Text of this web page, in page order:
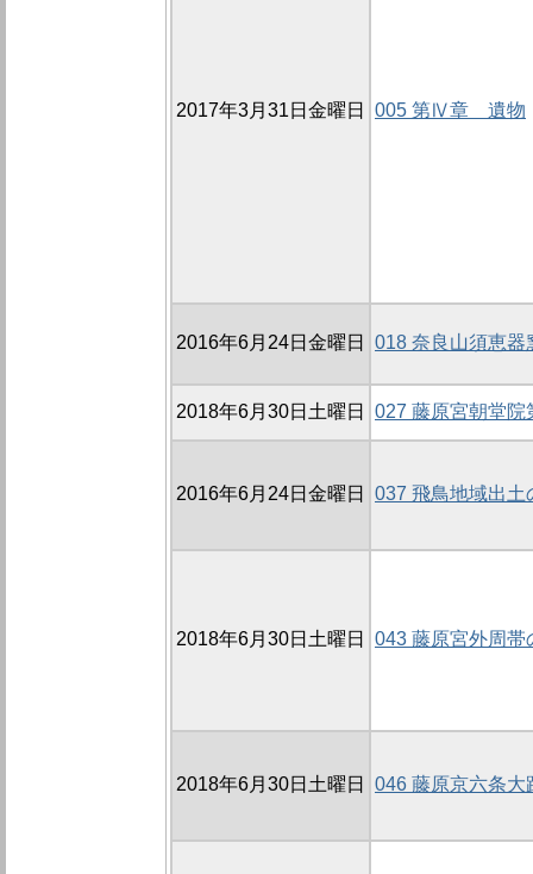
2017年3月31日金曜日 005 第Ⅳ章 遺物
2016年6月24日金曜日 018 奈良山須恵器
2018年6月30日土曜日 027 藤原宮朝堂院
2016年6月24日金曜日 037 飛鳥地域出土
2018年6月30日土曜日 043 藤原宮外周帯
2018年6月30日土曜日 046 藤原京六条大